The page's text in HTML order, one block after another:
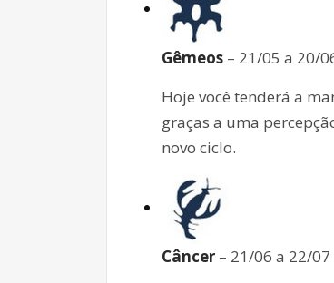
Gêmeos – 21/05 a 20/
Hoje você tenderá a
graças a uma
novo ciclo.
Câncer – 21/06 a 22/07